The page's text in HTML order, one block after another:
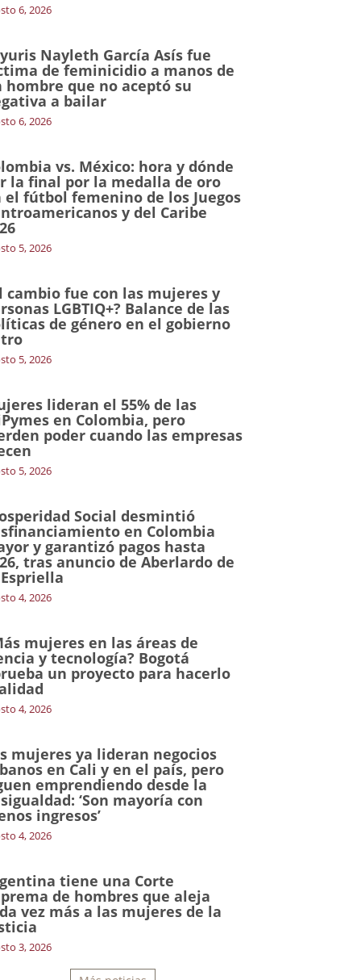
6, 2026
Nayleth García Asís fue
de feminicidio a manos de
hombre que no aceptó su
a bailar
6, 2026
vs. México: hora y dónde
la final por la medalla de oro
el fútbol femenino de los Juegos
y del Caribe
5, 2026
cambio fue con las mujeres y
LGBTIQ+? Balance de las
de género en el gobierno
5, 2026
lideran el 55% de las
en Colombia, pero
poder cuando las empresas
5, 2026
Social desmintió
en Colombia
y garantizó pagos hasta
tras anuncio de Aberlardo de
4, 2026
mujeres en las áreas de
y tecnología? Bogotá
un proyecto para hacerlo
4, 2026
mujeres ya lideran negocios
en Cali y en el país, pero
emprendiendo desde la
‘Son mayoría con
ingresos’
4, 2026
tiene una Corte
de hombres que aleja
vez más a las mujeres de la
3, 2026